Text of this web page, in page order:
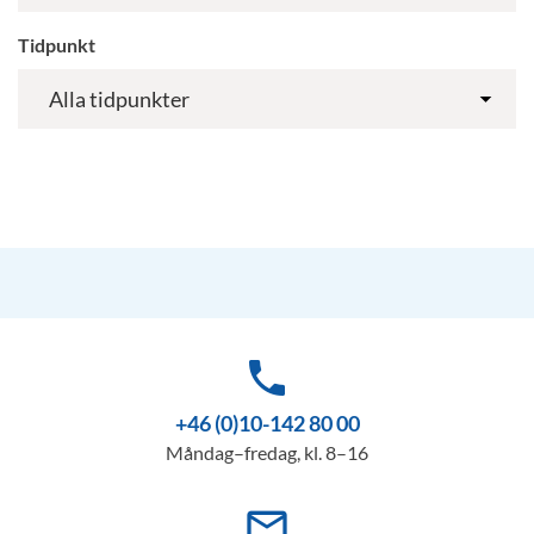
Tidpunkt
phone
+46 (0)10-142 80 00
Måndag–fredag, kl. 8–16